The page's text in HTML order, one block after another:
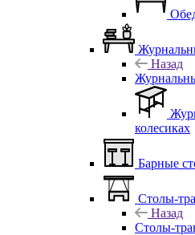
Назад
колесиках
Барные
Столы-
Назад
Столы-